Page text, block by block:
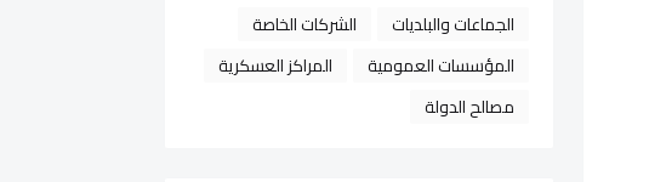
الجماعات والبلديات
الشركات الخاصة
المؤسسات العمومية
المراكز العسكرية
مصالح الدولة